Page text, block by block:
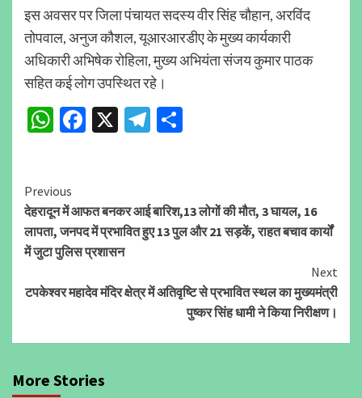
इस अवसर पर जिला पंचायत सदस्य वीर सिंह चौहान, अरविंद
तोपवाल, अनुज कौशल, यूआरआरडीए के मुख्य कार्यकारी
अधिकारी अभिषेक रोहिला, मुख्य अभियंता संजय कुमार पाठक
सहित कई लोग उपस्थित रहे।
WhatsApp
Facebook
X Telegram
Continue
Reading
Previous
देहरादून में आफत बनकर आई बारिश,13 लोगों की मौत, 3 घायल, 16
लापता, जनपद में प्रभावित हुए 13 पुल और 21 सड़कें, राहत बचाव कार्यों
में जुटा पुलिस प्रशासन
Next
टपकेश्वर महादेव मंदिर क्षेत्र में अतिवृष्टि से प्रभावित स्थल का मुख्यमंत्री
पुष्कर सिंह धामी ने किया निरीक्षण।
More Stories